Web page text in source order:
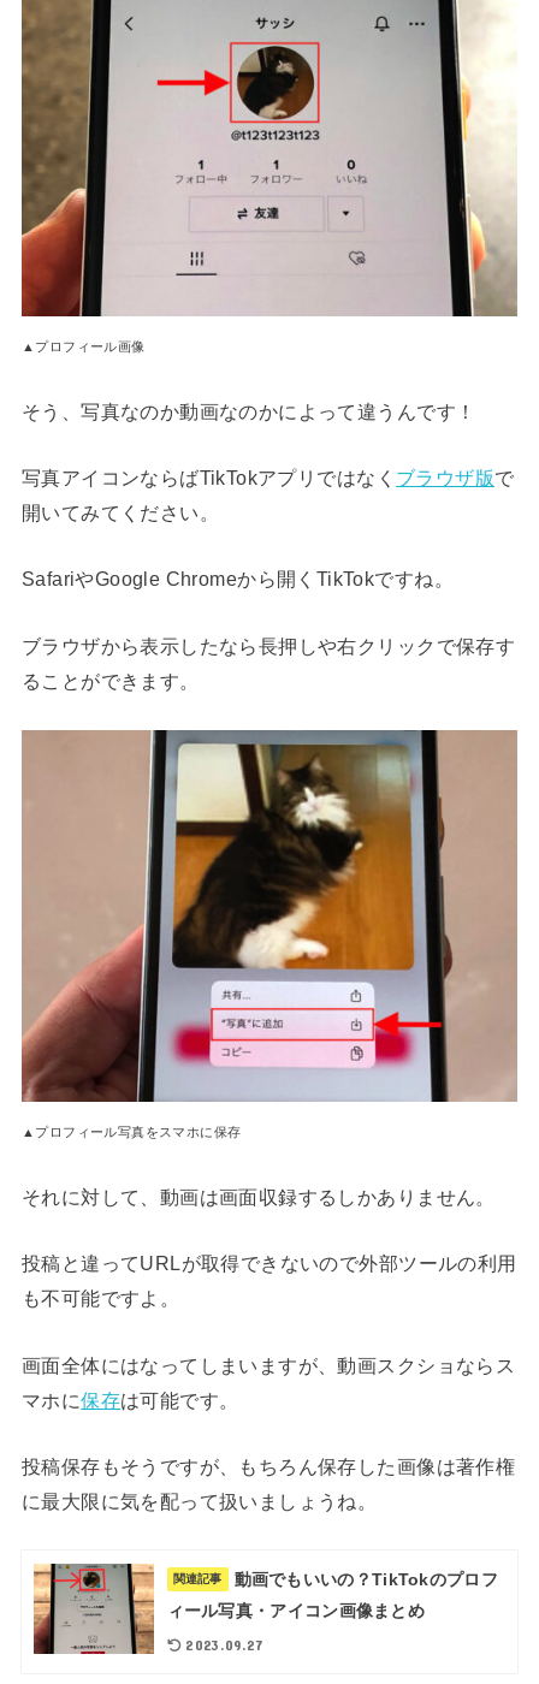
▲プロフィール画像
そう、写真なのか動画なのかによって違うんです！
写真アイコンならばTikTokアプリではなく ブラウザ版で
開いてみてください。
SafariやGoogle Chromeから開くTikTokですね。
ブラウザから表示したなら長押しや右クリックで保存す
ることができます。
▲プロフィール写真をスマホに保存
それに対して、動画は画面収録するしかありません。
投稿と違ってURLが取得できないので外部ツールの利用
も不可能ですよ。
画面全体にはなってしまいますが、動画スクショならス
マホに保存は可能です。
投稿保存もそうですが、もちろん保存した画像は著作権
に最大限に気を配って扱いましょうね。
関連記事
動画でもいいの？TikTokのプロフ
ィール写真・アイコン画像まとめ
2023.09.27